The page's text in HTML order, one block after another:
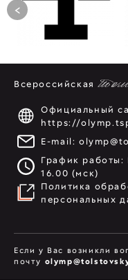
<
Всероссийская
Официальный
https://
E-mail:
График
16.00 (мск)
Политика
персональных
Если у Вас возникли
почту